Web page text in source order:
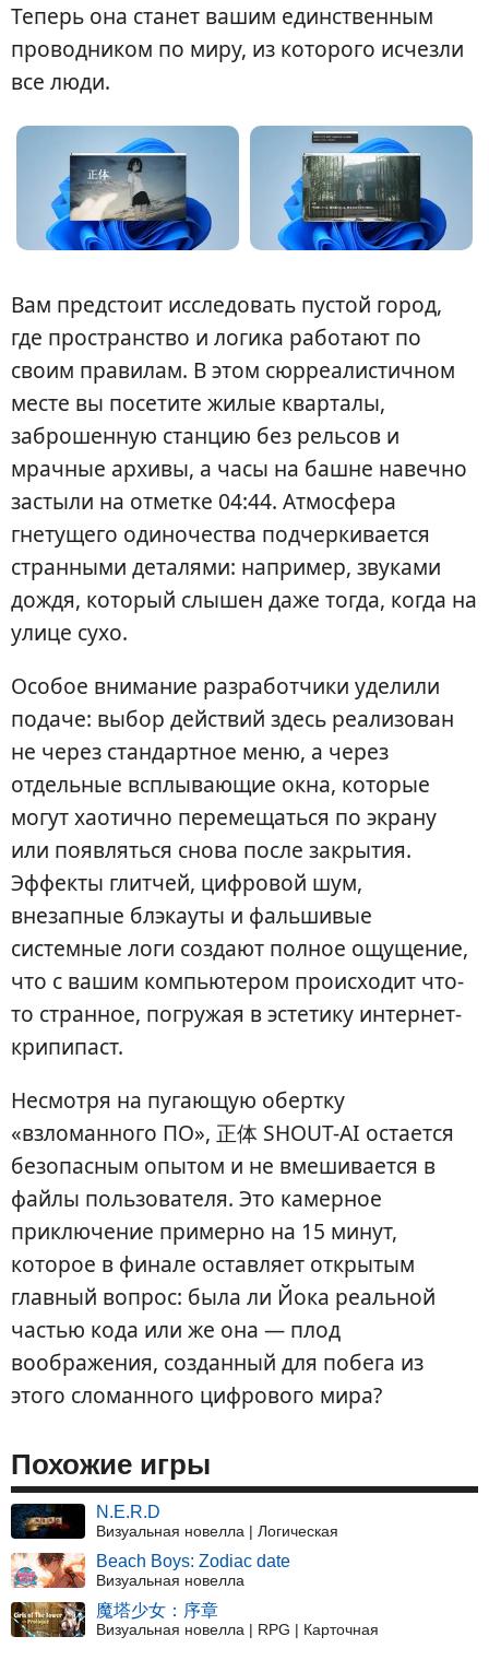
Теперь она станет вашим единственным
проводником по миру, из которого исчезли
все люди.
Вам предстоит исследовать пустой город,
где пространство и логика работают по
своим правилам. В этом сюрреалистичном
месте вы посетите жилые кварталы,
заброшенную станцию без рельсов и
мрачные архивы, а часы на башне навечно
застыли на отметке 04:44. Атмосфера
гнетущего одиночества подчеркивается
странными деталями: например, звуками
дождя, который слышен даже тогда, когда на
улице сухо.
Особое внимание разработчики уделили
подаче: выбор действий здесь реализован
не через стандартное меню, а через
отдельные всплывающие окна, которые
могут хаотично перемещаться по экрану
или появляться снова после закрытия.
Эффекты глитчей, цифровой шум,
внезапные блэкауты и фальшивые
системные логи создают полное ощущение,
что с вашим компьютером происходит что-
то странное, погружая в эстетику интернет-
крипипаст.
Несмотря на пугающую обертку
«взломанного ПО», 正体 SHOUT-AI остается
безопасным опытом и не вмешивается в
файлы пользователя. Это камерное
приключение примерно на 15 минут,
которое в финале оставляет открытым
главный вопрос: была ли Йока реальной
частью кода или же она — плод
воображения, созданный для побега из
этого сломанного цифрового мира?
Похожие игры
N.E.R.D
Визуальная новелла | Логическая
Beach Boys: Zodiac date
Визуальная новелла
魔塔少女：序章
Визуальная новелла | RPG | Карточная